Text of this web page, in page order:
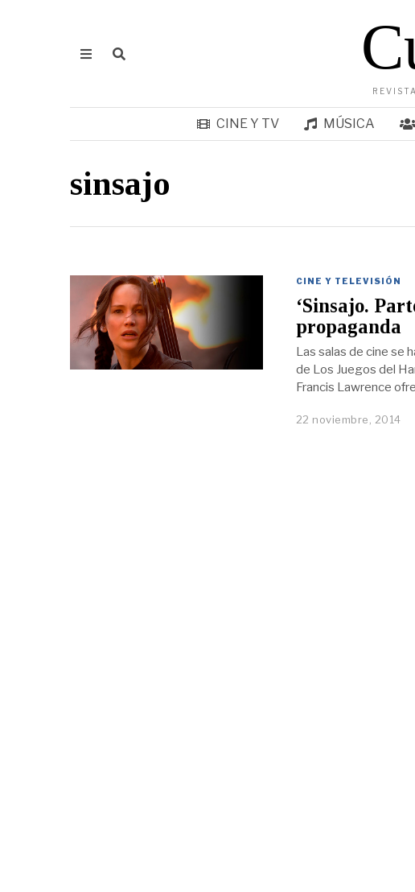
CINE Y TV MÚSICA
sinsajo
CINE Y TELEVISIÓN
‘Sinsajo.
propaganda
Las salas de cine se
de Los Juegos del
Francis Lawrence
22 noviembre, 2014